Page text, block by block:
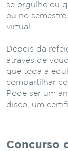
se orgulhe ou
ou no
virtual.
Depois da
através de
que toda a
compartilhar
Pode ser um
disco, um
Concurso